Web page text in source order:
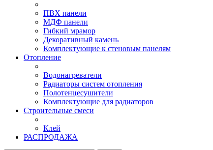
ПВХ панели
МДФ панели
Гибкий мрамор
Декоративный камень
Комплектующие к стеновым панелям
Отопление
Водонагреватели
Радиаторы систем отопления
Полотенцесушители
Комплектующие для радиаторов
Строительные смеси
Клей
РАСПРОДАЖА